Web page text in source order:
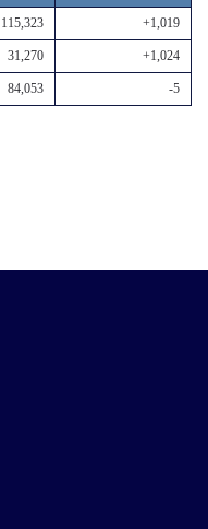
115,323 +1,019
31,270 +1,024
84,053 -5